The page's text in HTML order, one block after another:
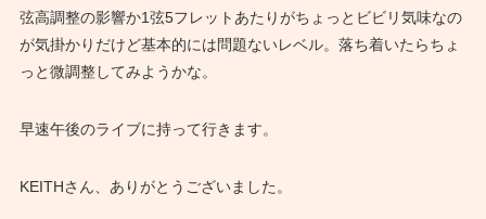
弦高調整の影響か1弦5フレットあたりがちょっとビビリ気味なの
が気掛かりだけど基本的には問題ないレベル。落ち着いたらちょ
っと微調整してみようかな。
早速午後のライブに持って行きます。
KEITHさん、ありがとうございました。